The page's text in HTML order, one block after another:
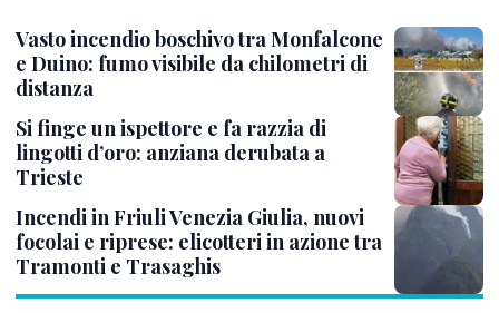
Vasto incendio boschivo tra Monfalcone
e Duino: fumo visibile da chilometri di
distanza
Si finge un ispettore e fa razzia di
lingotti d’oro: anziana derubata a
Trieste
Incendi in Friuli Venezia Giulia, nuovi
focolai e riprese: elicotteri in azione tra
Tramonti e Trasaghis